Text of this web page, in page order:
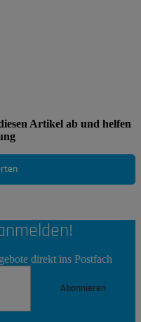
Artikel ab und helfen
direkt ins Postfach
Abonnieren